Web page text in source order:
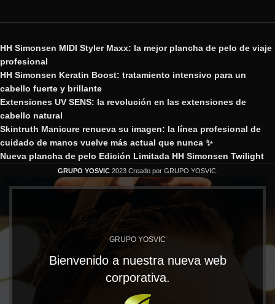
HH Simonsen MIDI Styler Maxx: la mejor plancha de pelo de viaje
profesional
HH Simonsen Keratin Boost: tratamiento intensivo para un
cabello fuerte y brillante
Extensiones UV SENS: la revolución en las extensiones de
cabello natural
Skintruth Manicure renueva su imagen: la línea profesional de
cuidado de manos vuelve más actual que nunca ✨
Nueva plancha de pelo Edición Limitada HH Simonsen Twilight
GRUPO YOSVIC 2023 Creado por GRUPO YOSVIC.
GRUPO YOSVIC
Bienvenido a nuestra nueva web
corporativa.